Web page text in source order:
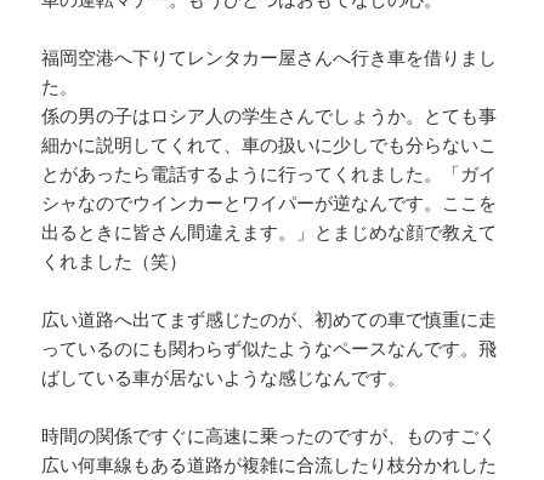
福岡空港へ下りてレンタカー屋さんへ行き車を借りまし
た。
係の男の子はロシア人の学生さんでしょうか。とても事
細かに説明してくれて、車の扱いに少しでも分らないこ
とがあったら電話するように行ってくれました。「ガイ
シャなのでウインカーとワイパーが逆なんです。ここを
出るときに皆さん間違えます。」とまじめな顔で教えて
くれました（笑）
広い道路へ出てまず感じたのが、初めての車で慎重に走
っているのにも関わらず似たようなペースなんです。飛
ばしている車が居ないような感じなんです。
時間の関係ですぐに高速に乗ったのですが、ものすごく
広い何車線もある道路が複雑に合流したり枝分かれした